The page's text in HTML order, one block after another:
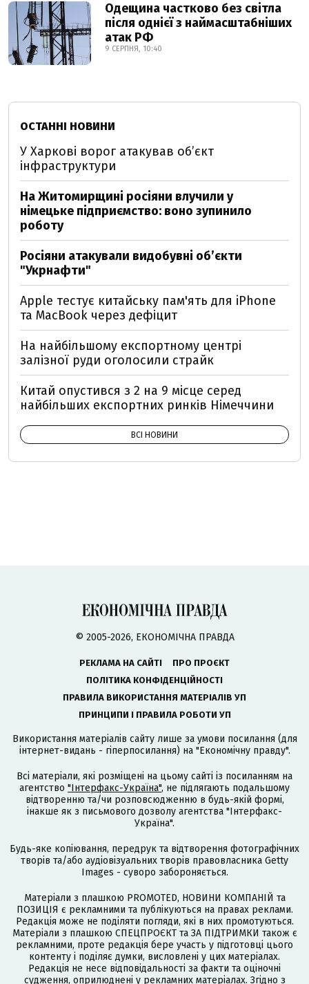
Одещина частково без світла
після однієї з наймасштабніших
атак РФ
9 СЕРПНЯ, 10:40
ОСТАННІ НОВИНИ
У Харкові ворог атакував обʼєкт
інфраструктури
На Житомирщині росіяни влучили у
німецьке підприємство: воно зупинило
роботу
Росіяни атакували видобувні обʼєкти
"Укрнафти"
Apple тестує китайську пам'ять для iPhone
та MacBook через дефіцит
На найбільшому експортному центрі
залізної руди оголосили страйк
Китай опустився з 2 на 9 місце серед
найбільших експортних ринків Німеччини
ВСІ НОВИНИ
© 2005-2026, ЕКОНОМІЧНА ПРАВДА
РЕКЛАМА НА САЙТІ
ПРО ПРОЄКТ
ПОЛІТИКА КОНФІДЕНЦІЙНОСТІ
ПРАВИЛА ВИКОРИСТАННЯ МАТЕРІАЛІВ УП
ПРИНЦИПИ І ПРАВИЛА РОБОТИ УП
Використання матеріалів сайту лише за умови посилання (для
інтернет-видань - гіперпосилання) на "Економічну правду".
Всі матеріали, які розміщені на цьому сайті із посиланням на
агентство "Інтерфакс-Україна", не підлягають подальшому
відтворенню та/чи розповсюдженню в будь-якій формі,
інакше як з письмового дозволу агентства "Інтерфакс-
Україна".
Будь-яке копіювання, передрук та відтворення фотографічних
творів та/або аудіовізуальних творів правовласника Getty
Images - суворо забороняється.
Матеріали з плашкою PROMOTED, НОВИНИ КОМПАНІЙ та
ПОЗИЦІЯ є рекламними та публікуються на правах реклами.
Редакція може не поділяти погляди, які в них промотуються.
Матеріали з плашкою СПЕЦПРОЄКТ та ЗА ПІДТРИМКИ також є
рекламними, проте редакція бере участь у підготовці цього
контенту і поділяє думки, висловлені у цих матеріалах.
Редакція не несе відповідальності за факти та оціночні
судження, оприлюднені у рекламних матеріалах. Згідно з